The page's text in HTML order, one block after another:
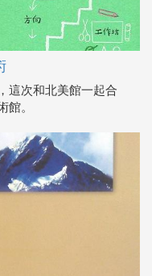
這次和北美館一起合
館。